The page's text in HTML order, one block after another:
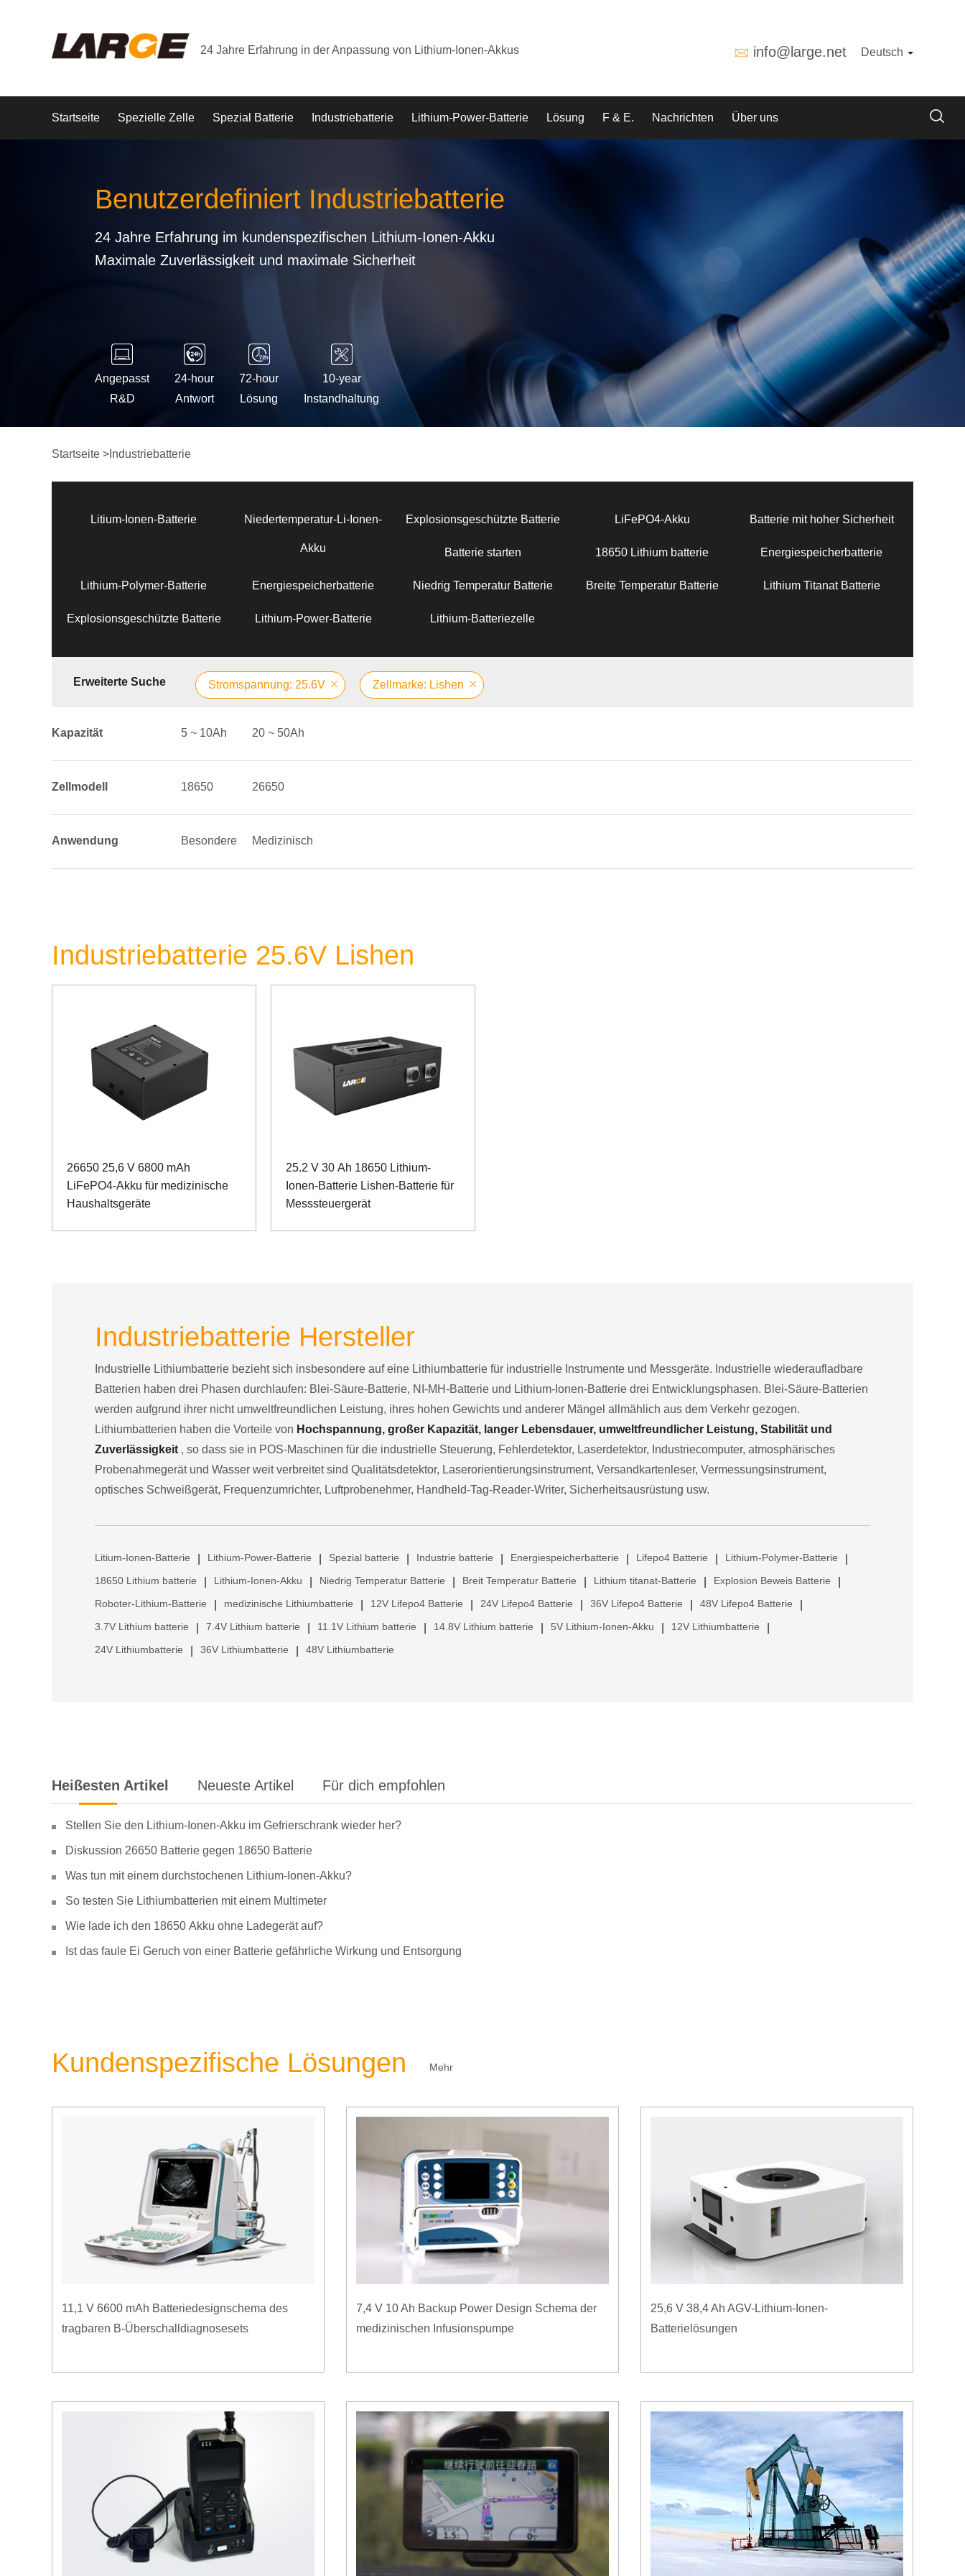
24 Jahre Erfahrung in der Anpassung von Lithium-Ionen-Akkus info@large.net Deutsch
Startseite Spezielle Zelle Spezial Batterie Industriebatterie Lithium-Power-Batterie Lösung F & E. Nachrichten Über uns
Benutzerdefiniert Industriebatterie
24 Jahre Erfahrung im kundenspezifischen Lithium-Ionen-Akku
Maximale Zuverlässigkeit und maximale Sicherheit
Angepasst
R&D
24-hour
Antwort
72-hour
Lösung
10-year
Instandhaltung
Startseite > Industriebatterie
Litium-Ionen-Batterie Niedertemperatur-Li-Ionen-
Akku
Explosionsgeschützte Batterie LiFePO4-Akku Batterie mit hoher Sicherheit
Batterie starten 18650 Lithium batterie Energiespeicherbatterie
Lithium-Polymer-Batterie Energiespeicherbatterie Niedrig Temperatur Batterie Breite Temperatur Batterie Lithium Titanat Batterie
Explosionsgeschützte Batterie Lithium-Power-Batterie Lithium-Batteriezelle
Erweiterte Suche Stromspannung: 25.6V Zellmarke: Lishen
Kapazität 5 ~ 10Ah 20 ~ 50Ah
Zellmodell 18650 26650
Anwendung Besondere Medizinisch
Industriebatterie 25.6V Lishen
26650 25,6 V 6800 mAh
LiFePO4-Akku für medizinische
Haushaltsgeräte
25.2 V 30 Ah 18650 Lithium-
Ionen-Batterie Lishen-Batterie für
Messsteuergerät
Industriebatterie Hersteller
Industrielle Lithiumbatterie bezieht sich insbesondere auf eine Lithiumbatterie für industrielle Instrumente und Messgeräte. Industrielle wiederaufladbare
Batterien haben drei Phasen durchlaufen: Blei-Säure-Batterie, NI-MH-Batterie und Lithium-Ionen-Batterie drei Entwicklungsphasen. Blei-Säure-Batterien
werden aufgrund ihrer nicht umweltfreundlichen Leistung, ihres hohen Gewichts und anderer Mängel allmählich aus dem Verkehr gezogen.
Lithiumbatterien haben die Vorteile von Hochspannung, großer Kapazität, langer Lebensdauer, umweltfreundlicher Leistung, Stabilität und
Zuverlässigkeit , so dass sie in POS-Maschinen für die industrielle Steuerung, Fehlerdetektor, Laserdetektor, Industriecomputer, atmosphärisches
Probenahmegerät und Wasser weit verbreitet sind Qualitätsdetektor, Laserorientierungsinstrument, Versandkartenleser, Vermessungsinstrument,
optisches Schweißgerät, Frequenzumrichter, Luftprobenehmer, Handheld-Tag-Reader-Writer, Sicherheitsausrüstung usw.
Litium-Ionen-Batterie Lithium-Power-Batterie Spezial batterie Industrie batterie Energiespeicherbatterie Lifepo4 Batterie Lithium-Polymer-Batterie
18650 Lithium batterie Lithium-Ionen-Akku Niedrig Temperatur Batterie Breit Temperatur Batterie Lithium titanat-Batterie Explosion Beweis Batterie
Roboter-Lithium-Batterie medizinische Lithiumbatterie 12V Lifepo4 Batterie 24V Lifepo4 Batterie 36V Lifepo4 Batterie 48V Lifepo4 Batterie
3.7V Lithium batterie 7.4V Lithium batterie 11.1V Lithium batterie 14.8V Lithium batterie 5V Lithium-Ionen-Akku 12V Lithiumbatterie
24V Lithiumbatterie 36V Lithiumbatterie 48V Lithiumbatterie
Heißesten Artikel Neueste Artikel Für dich empfohlen
Stellen Sie den Lithium-Ionen-Akku im Gefrierschrank wieder her?
Diskussion 26650 Batterie gegen 18650 Batterie
Was tun mit einem durchstochenen Lithium-Ionen-Akku?
So testen Sie Lithiumbatterien mit einem Multimeter
Wie lade ich den 18650 Akku ohne Ladegerät auf?
Ist das faule Ei Geruch von einer Batterie gefährliche Wirkung und Entsorgung
Kundenspezifische Lösungen Mehr
11,1 V 6600 mAh Batteriedesignschema des
tragbaren B-Überschalldiagnosesets
7,4 V 10 Ah Backup Power Design Schema der
medizinischen Infusionspumpe
25,6 V 38,4 Ah AGV-Lithium-Ionen-
Batterielösungen